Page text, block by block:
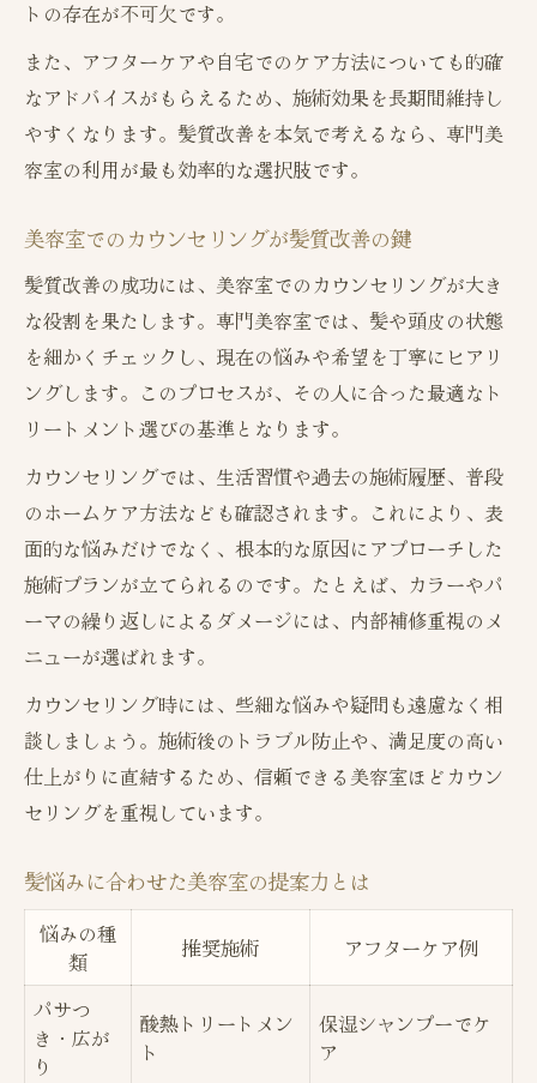
トの存在が不可欠です。
また、アフターケアや自宅でのケア方法についても的確
なアドバイスがもらえるため、施術効果を長期間維持し
やすくなります。髪質改善を本気で考えるなら、専門美
容室の利用が最も効率的な選択肢です。
美容室でのカウンセリングが髪質改善の鍵
髪質改善の成功には、美容室でのカウンセリングが大き
な役割を果たします。専門美容室では、髪や頭皮の状態
を細かくチェックし、現在の悩みや希望を丁寧にヒアリ
ングします。このプロセスが、その人に合った最適なト
リートメント選びの基準となります。
カウンセリングでは、生活習慣や過去の施術履歴、普段
のホームケア方法なども確認されます。これにより、表
面的な悩みだけでなく、根本的な原因にアプローチした
施術プランが立てられるのです。たとえば、カラーやパ
ーマの繰り返しによるダメージには、内部補修重視のメ
ニューが選ばれます。
カウンセリング時には、些細な悩みや疑問も遠慮なく相
談しましょう。施術後のトラブル防止や、満足度の高い
仕上がりに直結するため、信頼できる美容室ほどカウン
セリングを重視しています。
髪悩みに合わせた美容室の提案力とは
悩みの種
類
推奨施術 アフターケア例
パサつ
き・広が
り
酸熱トリートメン
ト
保湿シャンプーでケ
ア